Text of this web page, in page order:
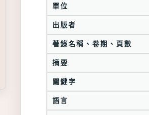
單位
出版者
著錄名稱、卷期、頁數
摘要
關鍵字
語言